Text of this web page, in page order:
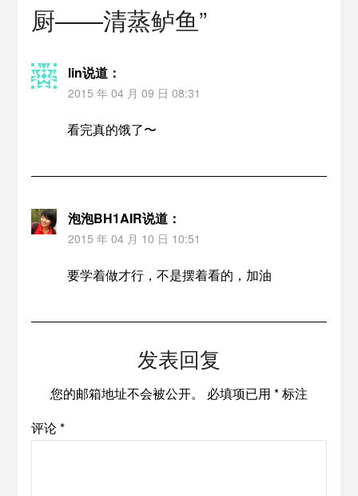
厨——清蒸鲈鱼”
lin说道：
2015 年 04 月 09 日 08:31
看完真的饿了〜
泡泡BH1AIR说道：
2015 年 04 月 10 日 10:51
要学着做才行，不是摆着看的，加油
发表回复
您的邮箱地址不会被公开。 必填项已用 *标注
评论*